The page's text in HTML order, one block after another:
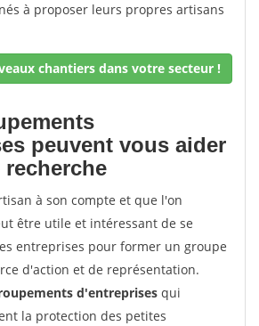
à proposer leurs propres artisans
chantiers dans votre secteur !
peuvent vous aider
à son compte et que l'on
être utile et intéressant de se
entreprises pour former un groupe
d'action et de représentation.
d'entreprises qui
la protection des petites